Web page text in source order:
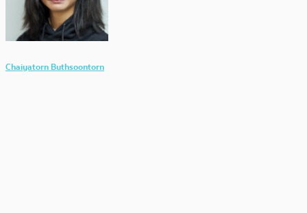
Chaiyatorn Buthsoontorn